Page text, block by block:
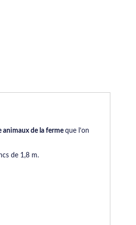
animaux de la ferme que l’on
de 1,8 m.